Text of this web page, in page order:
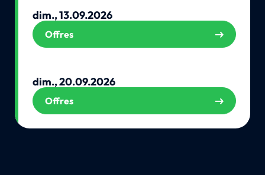
dim., 13.09.2026
Offres
dim., 20.09.2026
Offres